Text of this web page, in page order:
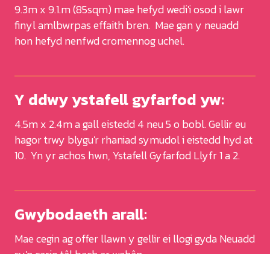
9.3m x 9.1.m (85sqm) mae hefyd wedi'i osod i lawr
finyl amlbwrpas effaith bren. Mae gan y neuadd
hon hefyd nenfwd cromennog uchel.
Y ddwy ystafell gyfarfod yw:
4.5m x 2.4m a gall eistedd 4 neu 5 o bobl. Gellir eu
hagor trwy blygu'r rhaniad symudol i eistedd hyd at
10. Yn yr achos hwn, Ystafell Gyfarfod Llyfr 1 a 2.
Gwybodaeth arall:
Mae cegin ag offer llawn y gellir ei llogi gyda Neuadd